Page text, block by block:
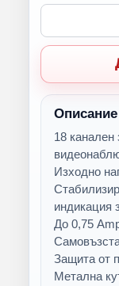
Описание
18 канален
Изходно
индикация
До 0,75
Защита от
Метална